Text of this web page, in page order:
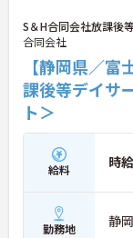
S＆H合同会社放課後
合同会社
【静岡県／
課後等デイサ
ト＞
給料 時給
勤務地 静